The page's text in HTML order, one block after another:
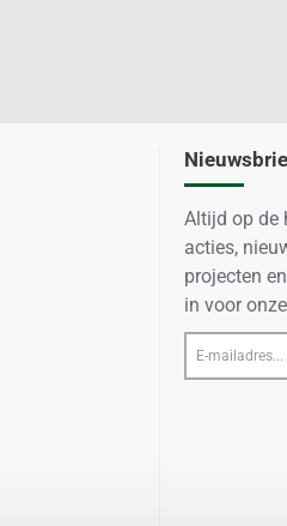
Altijd op de
acties,
projecten
in voor
E-
mailadres...